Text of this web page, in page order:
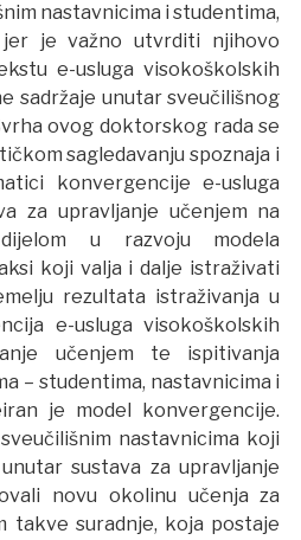
nastavnicima i studentima,
je važno utvrditi njihovo
e-usluga visokoškolskih
sadržaje unutar sveučilišnog
ovog doktorskog rada se
sagledavanju spoznaja i
konvergencije e-usluga
za upravljanje učenjem na
u razvoju modela
koji valja i dalje istraživati
rezultata istraživanja u
e-usluga visokoškolskih
učenjem te ispitivanja
– studentima, nastavnicima i
je model konvergencije.
nastavnicima koji
sustava za upravljanje
novu okolinu učenja za
takve suradnje, koja postaje